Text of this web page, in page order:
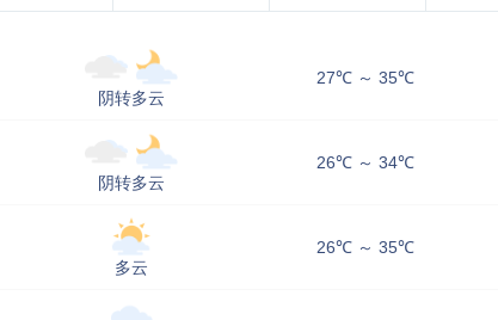
阴转多云
27℃ ～ 35℃
阴转多云
26℃ ～ 34℃
多云
26℃ ～ 35℃